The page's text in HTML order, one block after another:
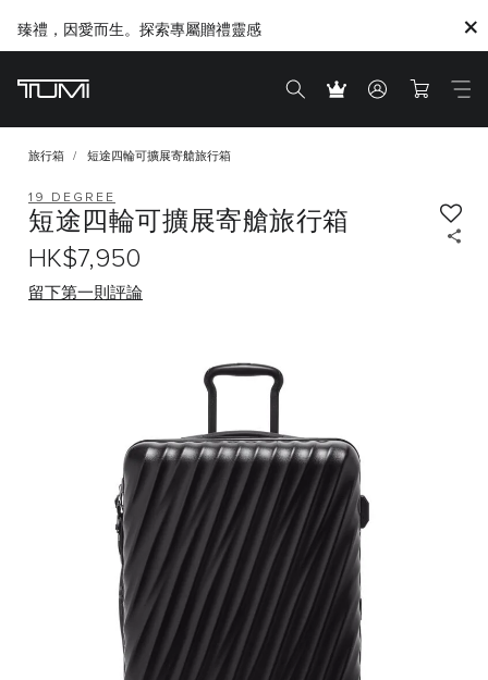
臻禮，因愛而生。探索專屬贈禮靈感
旅行箱 短途四輪可擴展寄艙旅行箱
19 DEGREE
短途四輪可擴展寄艙旅行箱
HK$7,950
留下第一則評論